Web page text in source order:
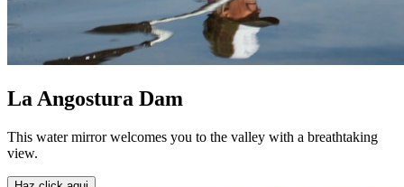
La Angostura Dam
This water mirror welcomes you to the valley with a breathtaking
view.